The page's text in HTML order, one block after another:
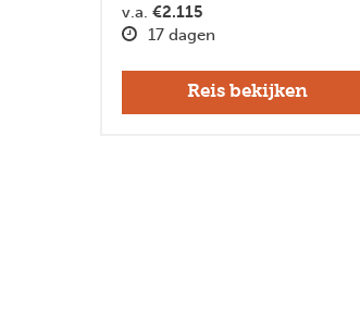
v.a. €2.115
17 dagen
Reis bekijken